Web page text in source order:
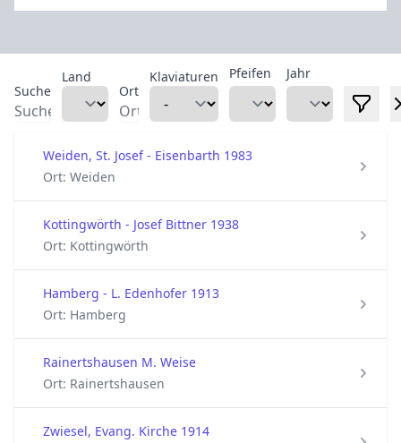
Suche
Land
Ort
Klaviaturen Pfeifen Jahr
Weiden, St. Josef - Eisenbarth 1983
Ort: Weiden
Kottingwörth - Josef Bittner 1938
Ort: Kottingwörth
Hamberg - L. Edenhofer 1913
Ort: Hamberg
Rainertshausen M. Weise
Ort: Rainertshausen
Zwiesel, Evang. Kirche 1914